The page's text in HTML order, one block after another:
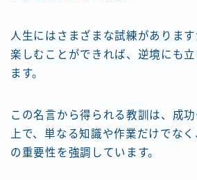
人生にはさまざまな試練がありま
楽しむことができれば、逆境にも
ます。
この名言から得られる教訓は、成
上で、単なる知識や作業だけでな
の重要性を強調しています。